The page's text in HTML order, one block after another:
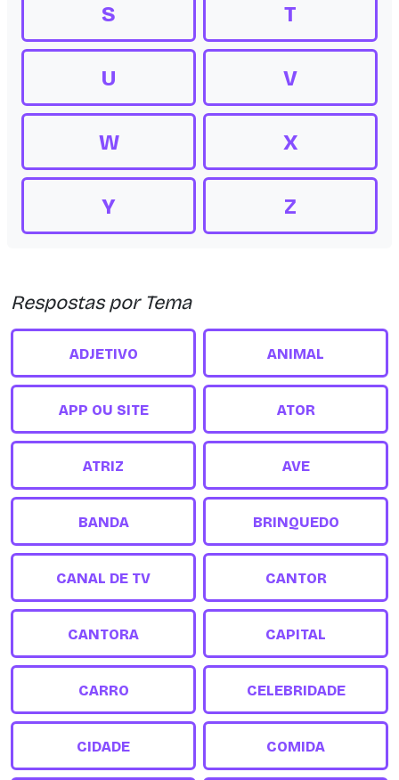
S T
U V
W X
Y Z
Respostas por Tema
ADJETIVO ANIMAL
APP OU SITE ATOR
ATRIZ AVE
BANDA BRINQUEDO
CANAL DE TV CANTOR
CANTORA CAPITAL
CARRO CELEBRIDADE
CIDADE COMIDA